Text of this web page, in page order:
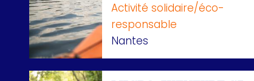
Activité solidaire/éco-
responsable
Nantes